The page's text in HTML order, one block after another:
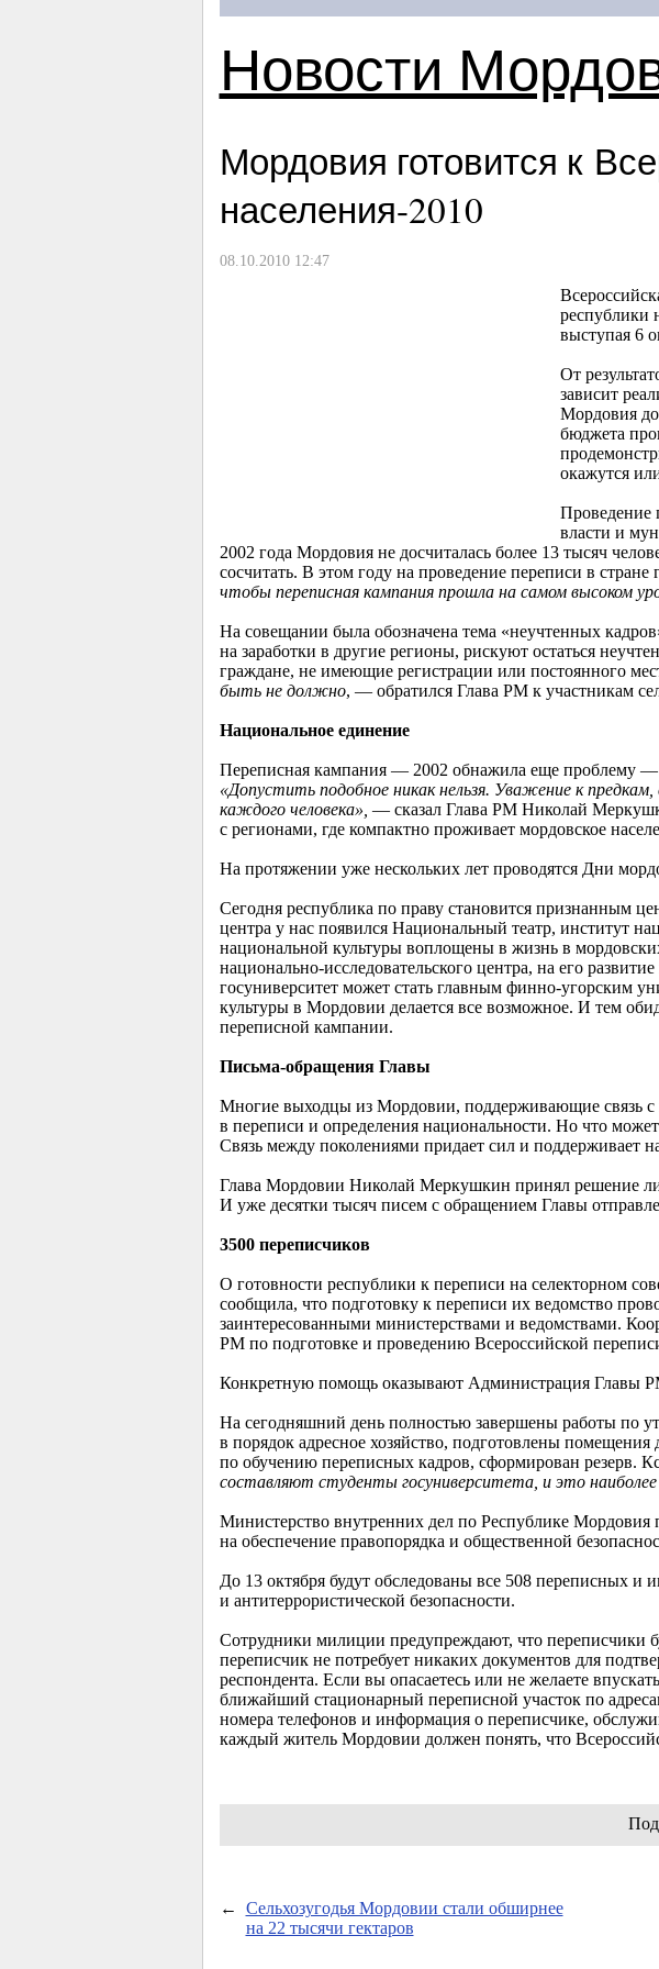
Новости
Мордовия готовится к
населения-2010
08.10.2010 12:47
республики
выступая 6
От
зависит
Мордовия
бюджета
окажутся
Проведение
власти и
2002 года Мордовия не досчиталась более 13 тысяч
сосчитать. В этом году на проведение переписи в стране
чтобы переписная кампания прошла на самом высоком
На совещании была обозначена тема «неучтенных
на заработки в другие регионы, рискуют остаться
граждане, не имеющие регистрации или постоянного
быть не должно, — обратился Глава РМ к участникам
Национальное единение
Переписная кампания — 2002 обнажила еще проблему —
«Допустить подобное никак нельзя. Уважение к
каждого человека», — сказал Глава РМ Николай
с регионами, где компактно проживает мордовское
На протяжении уже нескольких лет проводятся Дни
Сегодня республика по праву становится признанным
центра у нас появился Национальный театр, институт
национальной культуры воплощены в жизнь в
национально-исследовательского центра, на его
госуниверситет может стать главным финно-угорским
культуры в Мордовии делается все возможное. И тем
переписной кампании.
Письма-обращения Главы
Многие выходцы из Мордовии, поддерживающие связь с
в переписи и определения национальности. Но что
Связь между поколениями придает сил и поддерживает
Глава Мордовии Николай Меркушкин принял решение
И уже десятки тысяч писем с обращением Главы
3500 переписчиков
О готовности республики к переписи на селекторном
сообщила, что подготовку к переписи их ведомство
заинтересованными министерствами и ведомствами.
РМ по подготовке и проведению Всероссийской
Конкретную помощь оказывают Администрация Главы
На сегодняшний день полностью завершены работы по
в порядок адресное хозяйство, подготовлены
по обучению переписных кадров, сформирован резерв.
составляют студенты госуниверситета, и это наиболее
Министерство внутренних дел по Республике Мордовия
на обеспечение правопорядка и общественной
До 13 октября будут обследованы все 508 переписных и
и антитеррористической безопасности.
Сотрудники милиции предупреждают, что переписчики
переписчик не потребует никаких документов для
респондента. Если вы опасаетесь или не желаете
ближайший стационарный переписной участок по
номера телефонов и информация о переписчике,
каждый житель Мордовии должен понять, что
←
Сельхозугодья Мордовии стали обширнее
на 22 тысячи гектаров